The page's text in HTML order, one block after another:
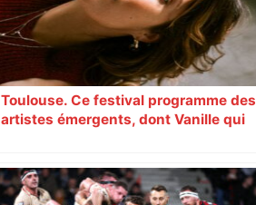
Toulouse. Ce festival programme des
artistes émergents, dont Vanille qui